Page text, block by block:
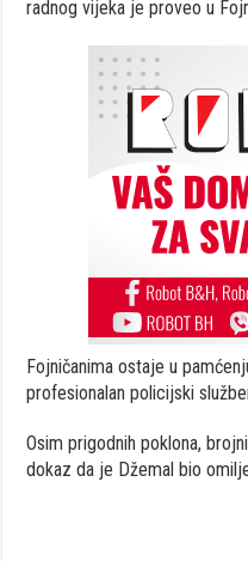
radnog vijeka je proveo u
Fojničanima ostaje u
profesionalan policijski
Osim prigodnih poklona,
dokaz da je Džemal bio